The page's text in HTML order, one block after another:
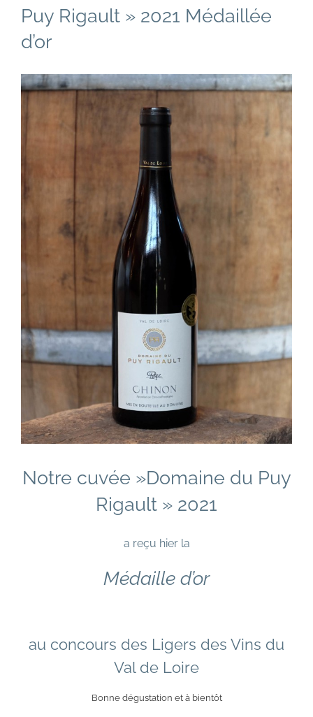
Puy Rigault » 2021 Médaillée
d’or
Voir
l'image
Notre cuvée »Domaine du Puy
Rigault » 2021
a reçu hier la
Médaille d’or
au concours des Ligers des Vins du
Val de Loire
Bonne dégustation et à bientôt